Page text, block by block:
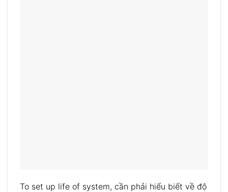
To set up life of system, cần phải hiểu biết về độ